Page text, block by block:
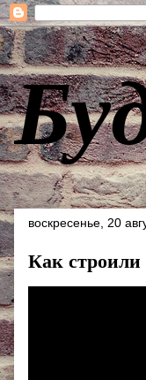
воскресенье, 20
Как